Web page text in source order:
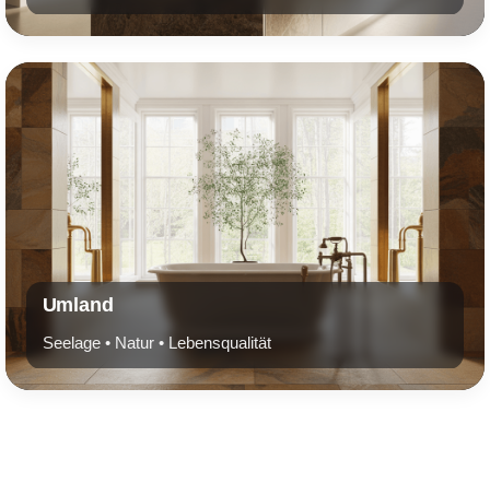
Umland
Seelage • Natur • Lebensqualität